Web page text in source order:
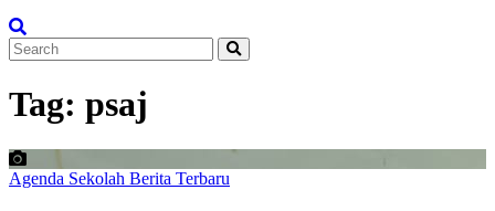
Tag: psaj
Agenda Sekolah Berita Terbaru